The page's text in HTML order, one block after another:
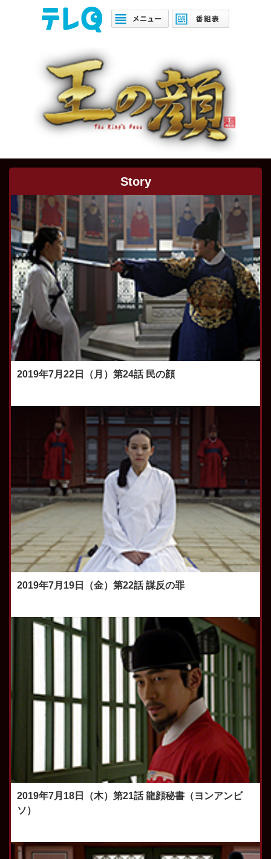
Story
2019年7月22日（月）第24話 民の顔
2019年7月19日（金）第22話 謀反の罪
2019年7月18日（木）第21話 龍顔秘書（ヨンアンビ
ソ）